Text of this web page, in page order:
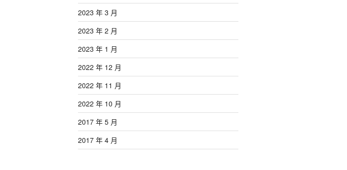
2023 年 3 月
2023 年 2 月
2023 年 1 月
2022 年 12 月
2022 年 11 月
2022 年 10 月
2017 年 5 月
2017 年 4 月